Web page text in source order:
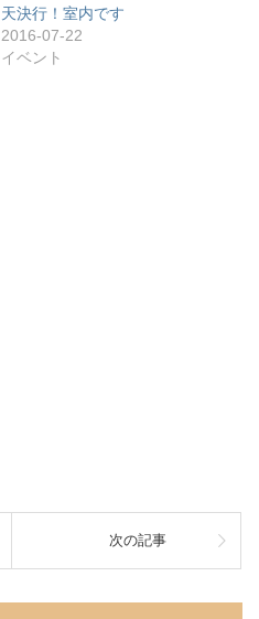
天決行！室内です
2016-07-22
イベント
次の記事